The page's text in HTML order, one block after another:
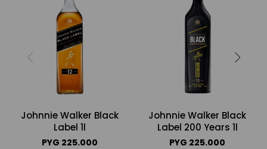
Johnnie Walker Black
Label 1l
PYG 225.000
Johnnie Walker Black
Label 200 Years 1l
PYG 225.000